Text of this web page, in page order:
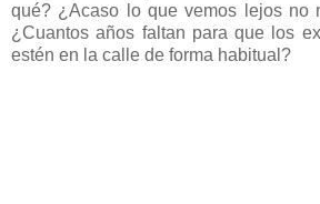
qué? ¿Acaso lo que vemos lejos no
¿Cuantos años faltan para que los
estén en la calle de forma habitual?